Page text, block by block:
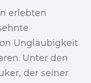
erlebten
Ungläubigkeit
Unter den
der seiner